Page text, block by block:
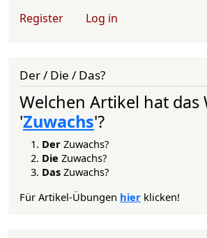
User account menu
Register Log in
Der / Die / Das?
Welchen Artikel hat das
'Zuwachs'?
Der Zuwachs?
Die Zuwachs?
Das Zuwachs?
Für Artikel-Übungen hier klicken!